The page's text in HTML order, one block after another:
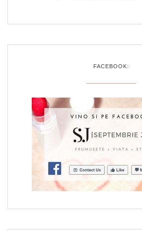
FACEBOOK: